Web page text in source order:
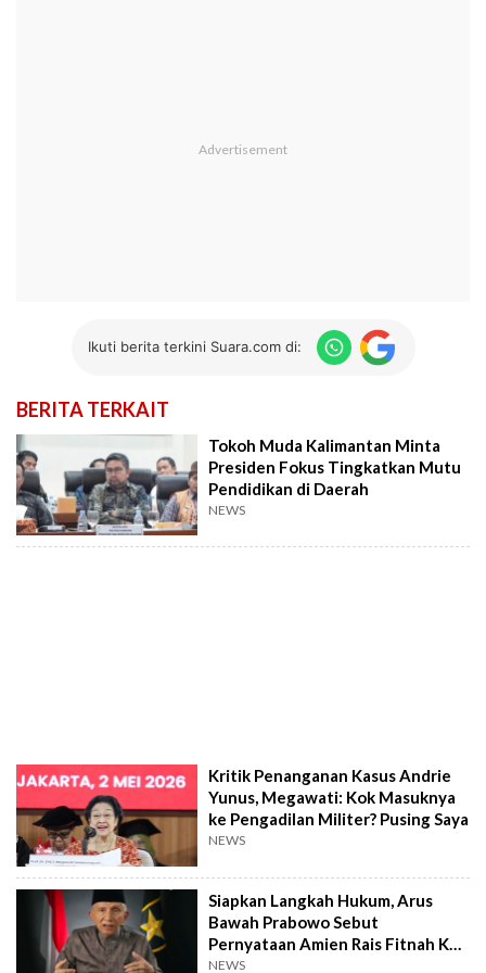
Ikuti berita terkini Suara.com di:
BERITA TERKAIT
Tokoh Muda Kalimantan Minta
Presiden Fokus Tingkatkan Mutu
Pendidikan di Daerah
NEWS
Kritik Penanganan Kasus Andrie
Yunus, Megawati: Kok Masuknya
ke Pengadilan Militer? Pusing Saya
NEWS
Siapkan Langkah Hukum, Arus
Bawah Prabowo Sebut
Pernyataan Amien Rais Fitnah Keji
dan Halusinasi
NEWS